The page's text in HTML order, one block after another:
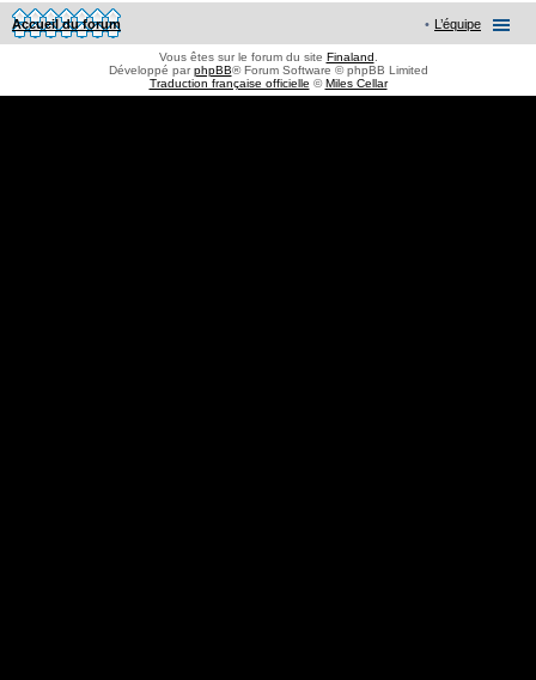
Accueil du forum L’équipe
Vous êtes sur le forum du site Finaland
Développé parphpBB® Forum Software © phpBB Limited
Traduction française officielle ©Miles Cellar